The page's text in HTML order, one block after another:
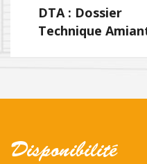
DTA : Dossier
Technique
Disponibilité